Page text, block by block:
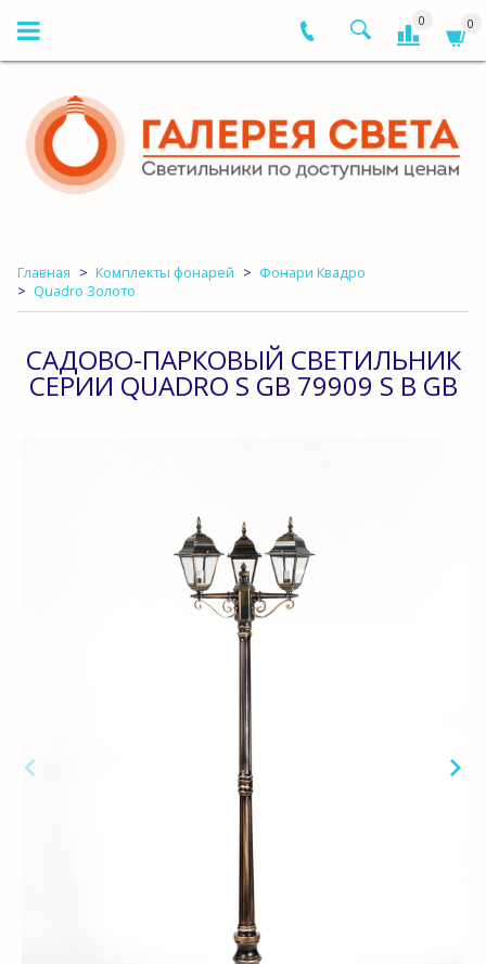
0 0
Главная Комплекты фонарей
Фонари Квадро
Quadro Золото
САДОВО-ПАРКОВЫЙ СВЕТИЛЬНИК
СЕРИИ QUADRO S GB 79909 S B GB